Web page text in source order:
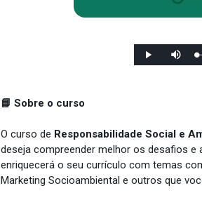
Reproducir
el
📘 Sobre o curso
O curso de Responsabilidade Social e
deseja compreender melhor os desafios e
enriquecerá o seu currículo com temas
Marketing Socioambiental e outros que